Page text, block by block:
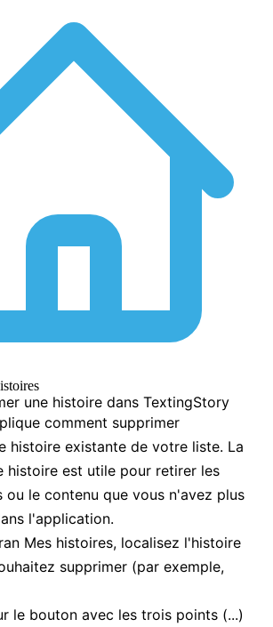
une histoire dans TextingStory
comment supprimer
histoire existante de votre liste. La
histoire est utile pour retirer les
ou le contenu que vous n'avez plus
l'application.
Mes histoires, localisez l'histoire
supprimer (par exemple,
le bouton avec les trois points (...)